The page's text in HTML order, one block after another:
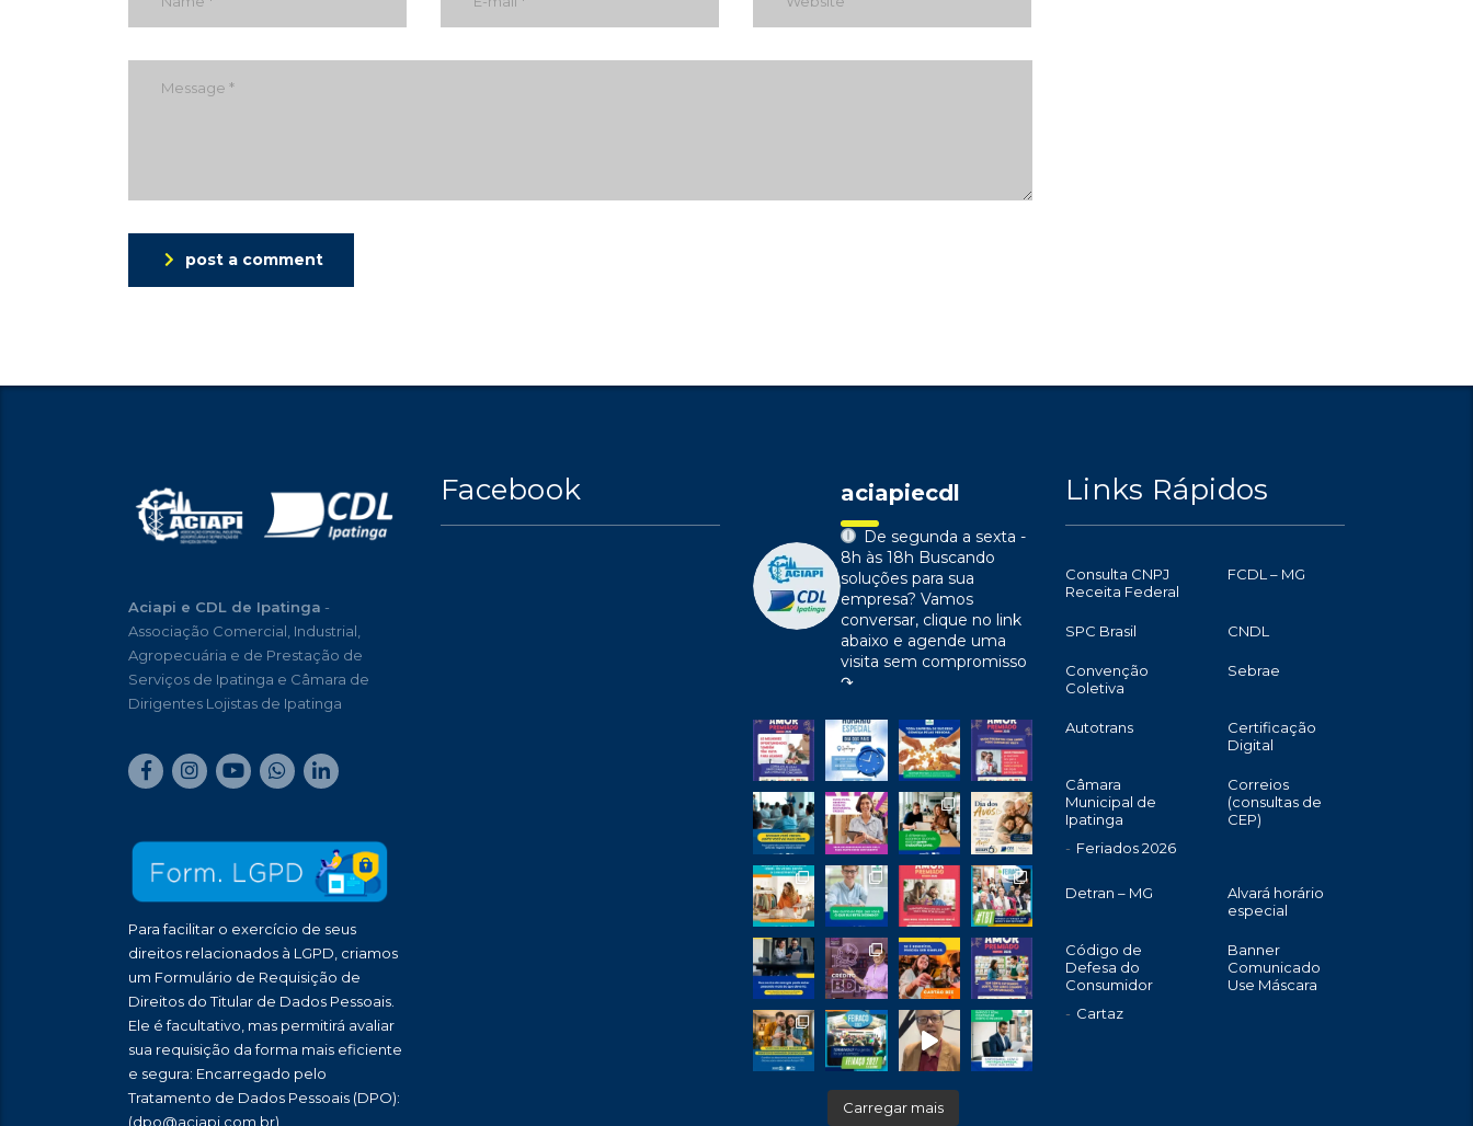
post a comment
Aciapi e CDL de Ipatinga -
Associação Comercial, Industrial,
Agropecuária e de Prestação de
Serviços de Ipatinga e Câmara de
Dirigentes Lojistas de Ipatinga
Para facilitar o exercício de seus
direitos relacionados à LGPD, criamos
um Formulário de Requisição de
Direitos do Titular de Dados Pessoais.
Ele é facultativo, mas permitirá avaliar
sua requisição da forma mais eficiente
e segura: Encarregado pelo
Tratamento de Dados Pessoais (DPO):
(dpo@aciapi.com.br)
Facebook aciapiecdl
De segunda a sexta -
8h às 18h Buscando
soluções para sua
empresa? Vamos
conversar, clique no link
abaixo e agende uma
visita sem compromisso
↷
Carregar mais
Links Rápidos
Consulta CNPJ
Receita Federal
FCDL – MG
SPC Brasil CNDL
Convenção
Coletiva
Sebrae
Autotrans
Certificação
Digital
Câmara
Municipal de
Ipatinga
Feriados 2026
Correios
(consultas de
CEP)
Detran – MG
Alvará horário
especial
Código de
Defesa do
Consumidor
Cartaz
Banner
Comunicado
Use Máscara